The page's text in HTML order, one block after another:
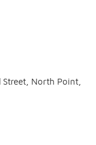
North Point,